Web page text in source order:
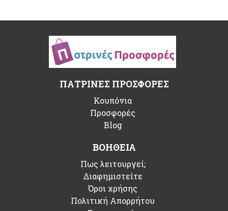
ΠΑΤΡΙΝΕΣ ΠΡΟΣΦΟΡΕΣ
Κουπόνια
Προσφορές
Blog
ΒΟΗΘΕΙΑ
Πως λειτουργεί;
Διαφημιστείτε
Όροι χρήσης
Πολιτική Απορρήτου